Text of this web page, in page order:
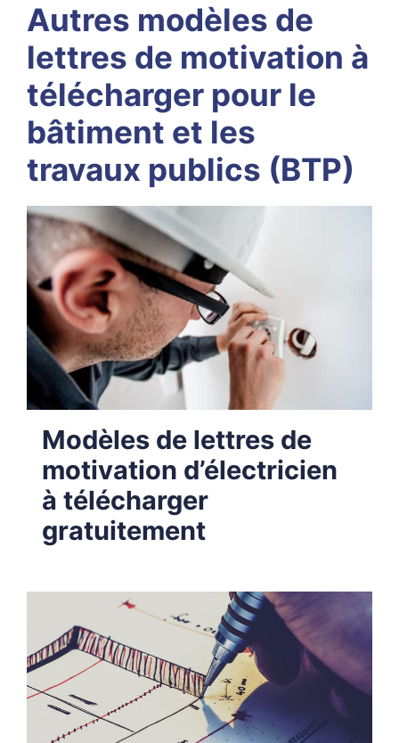
Autres modèles de
lettres de motivation à
télécharger pour le
bâtiment et les
travaux publics (BTP)
Modèles de lettres de
motivation d’électricien
à télécharger
gratuitement